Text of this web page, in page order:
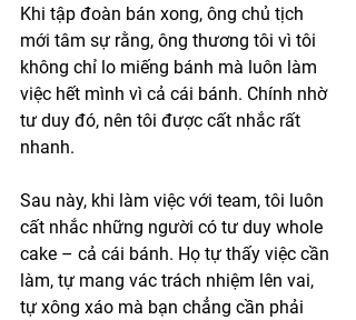
Khi tập đoàn bán xong, ông chủ tịch
mới tâm sự rằng, ông thương tôi vì tôi
không chỉ lo miếng bánh mà luôn làm
việc hết mình vì cả cái bánh. Chính nhờ
tư duy đó, nên tôi được cất nhắc rất
nhanh.
Sau này, khi làm việc với team, tôi luôn
cất nhắc những người có tư duy whole
cake – cả cái bánh. Họ tự thấy việc cần
làm, tự mang vác trách nhiệm lên vai,
tự xông xáo mà bạn chẳng cần phải